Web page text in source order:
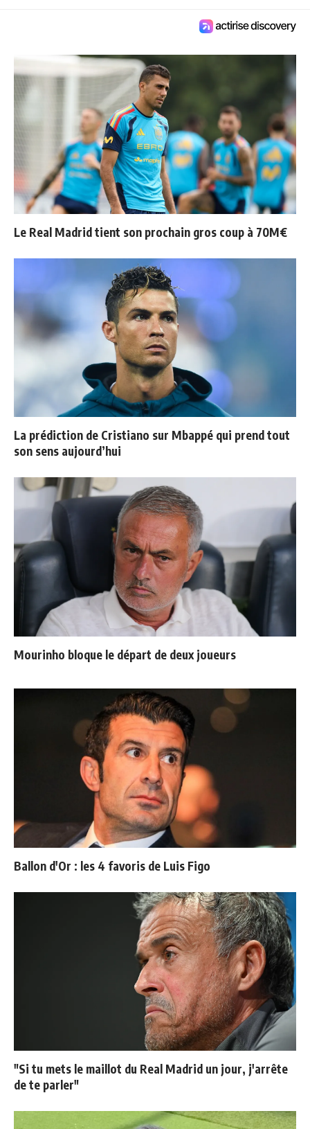
Le Real Madrid tient son prochain gros coup à 70M€
La prédiction de Cristiano sur Mbappé qui prend tout
son sens aujourd’hui
Mourinho bloque le départ de deux joueurs
Ballon d'Or : les 4 favoris de Luis Figo
"Si tu mets le maillot du Real Madrid un jour, j'arrête
de te parler"